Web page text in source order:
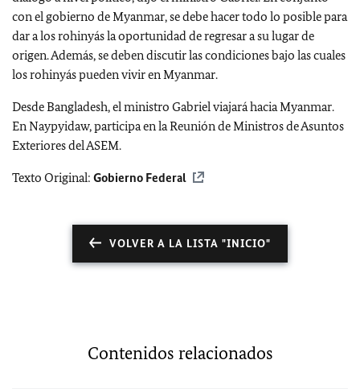
con el gobierno de Myanmar, se debe hacer todo lo posible para
dar a los rohinyás la oportunidad de regresar a su lugar de
origen. Además, se deben discutir las condiciones bajo las cuales
los rohinyás pueden vivir en Myanmar.
Desde Bangladesh, el ministro Gabriel viajará hacia Myanmar.
En Naypyidaw, participa en la Reunión de Ministros de Asuntos
Exteriores del ASEM.
Texto Original: Gobierno Federal
VOLVER A LA LISTA "INICIO"
Contenidos relacionados